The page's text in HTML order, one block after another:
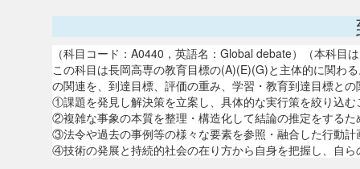
（科目コード：A0440，英語名：Global debate）（本科
この科目は長岡高専の教育目標の(A)(E)(G)と主体的に関わ
の関連を、到達目標、評価の重み、学習・教育到達目標と
①課題を発見し解決策を立案し、具体的な実行策を絞り込
②複雑な事象の本質を整理・構造化して結論の推定をする
③法令や過去の事例等の様々な要素を参照・融合した行動
④技術の発展と持続的社会の在り方から自身を把握し、自